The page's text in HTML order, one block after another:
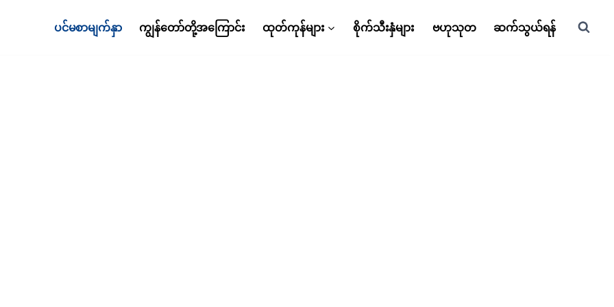
ပင်မစာမျက်နှာ ကျွန်တော်တို့အကြောင်း ထုတ်ကုန်များ စိုက်သီးနှံများ ဗဟုသုတ ဆက်သွယ်ရန်